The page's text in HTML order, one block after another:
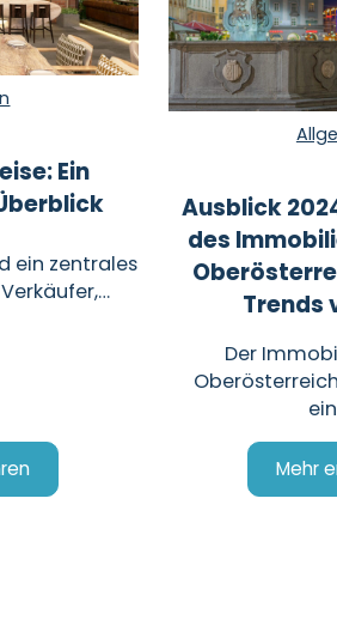
Ein
ein zentrales
Ausblick
des
Trends
Der
Mehr